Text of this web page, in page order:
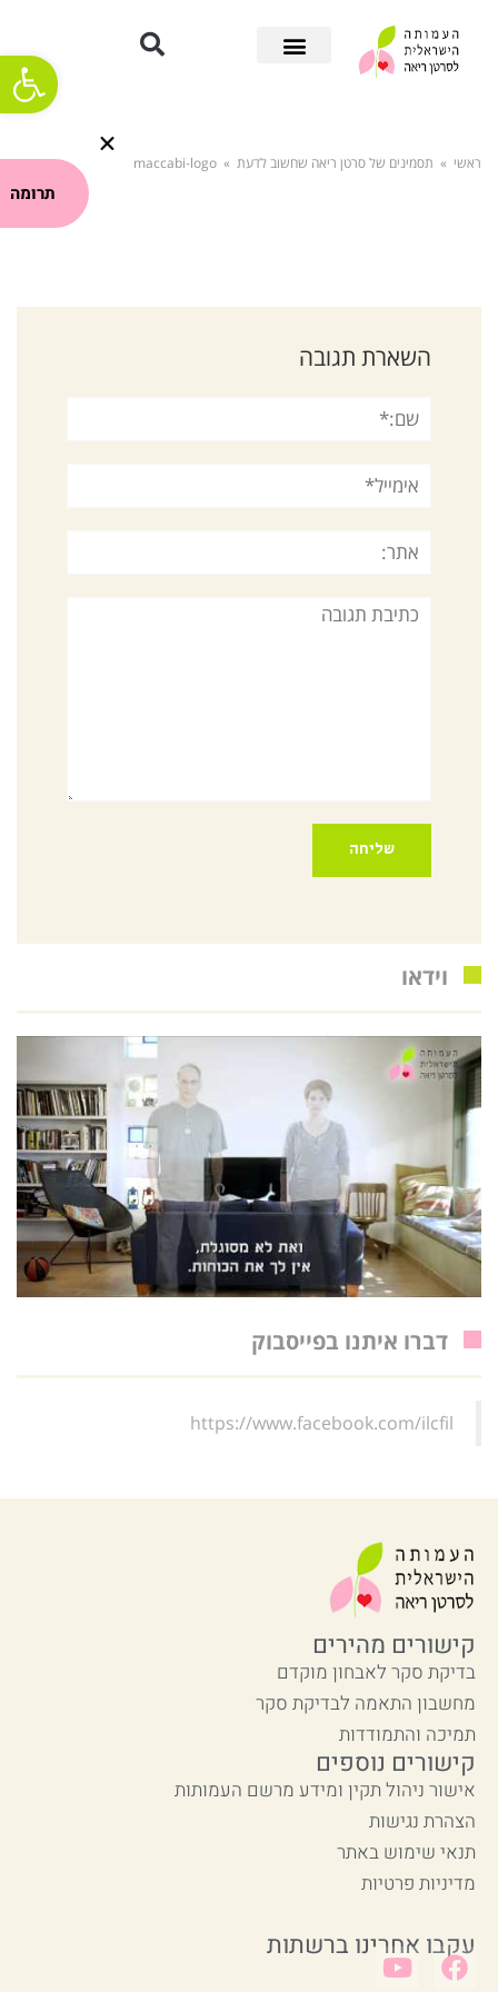
פתח
ראשי » תסמינים של סרטן ריאה שחשוב לדעת »
maccabi-logo
השארת תגובה
שם:*
אימייל*
אתר:
תגובה
וידאו
דברו איתנו בפייסבוק
https://www.facebook.com/ilcfil
קישורים מהירים
בדיקת סקר לאבחון מוקדם
מחשבון התאמה לבדיקת סקר
תמיכה והתמודדות
קישורים נוספים
אישור ניהול תקין ומידע מרשם העמותות
הצהרת נגישות
תנאי שימוש באתר
מדיניות פרטיות
עקבו אחרינו ברשתות
תרומה